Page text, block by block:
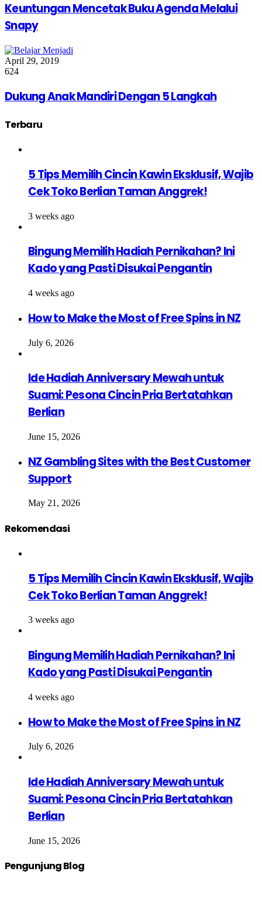
Keuntungan Mencetak Buku Agenda Melalui
Snapy
April 29, 2019
624
Dukung Anak Mandiri Dengan 5 Langkah
Terbaru
5 Tips Memilih Cincin Kawin Eksklusif, Wajib
Cek Toko Berlian Taman Anggrek!
3 weeks ago
Bingung Memilih Hadiah Pernikahan? Ini
Kado yang Pasti Disukai Pengantin
4 weeks ago
How to Make the Most of Free Spins in NZ
July 6, 2026
Ide Hadiah Anniversary Mewah untuk
Suami: Pesona Cincin Pria Bertatahkan
Berlian
June 15, 2026
NZ Gambling Sites with the Best Customer
Support
May 21, 2026
Rekomendasi
5 Tips Memilih Cincin Kawin Eksklusif, Wajib
Cek Toko Berlian Taman Anggrek!
3 weeks ago
Bingung Memilih Hadiah Pernikahan? Ini
Kado yang Pasti Disukai Pengantin
4 weeks ago
How to Make the Most of Free Spins in NZ
July 6, 2026
Ide Hadiah Anniversary Mewah untuk
Suami: Pesona Cincin Pria Bertatahkan
Berlian
June 15, 2026
Pengunjung Blog